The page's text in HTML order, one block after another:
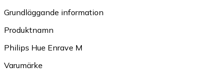
Grundläggande information
Produktnamn
Philips Hue Enrave M
Varumärke